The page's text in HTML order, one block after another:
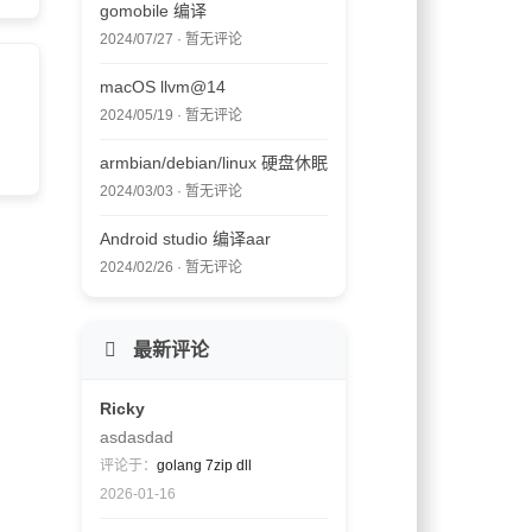
gomobile 编译
2024/07/27 · 暂无评论
macOS llvm@14
2024/05/19 · 暂无评论
armbian/debian/linux 硬盘休眠
2024/03/03 · 暂无评论
Android studio 编译aar
2024/02/26 · 暂无评论
最新评论
Ricky
asdasdad
评论于： golang 7zip dll
2026-01-16